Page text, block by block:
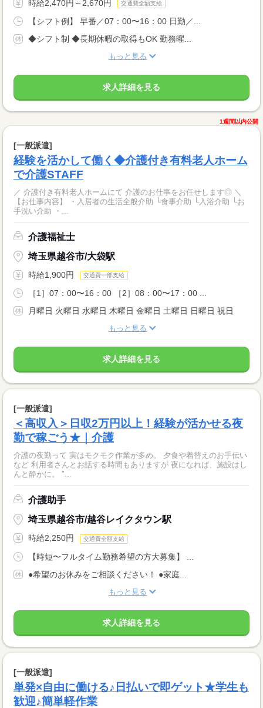
時給2,470円～2,670円 交通費全額支給
【シフト例】 早番／07：00〜16：00 日勤／...
◆シフト制 ◆長期休暇の取得もOK 勤務曜...
もっと見る
求人詳細を見る
1週間以内公開
[一般派遣]
経験を活かして働く◆介護付き有料老人ホーム
で介護STAFF
／ 介護付き有料老人ホームにて 介護のお仕事をお任せします◎ ＼
【お仕事内容】 ・入居者の生活全般介助 └食事介助 └入浴介助 └お
手洗い介助 ・...
介護福祉士
埼玉県越谷市/大袋駅
時給1,900円 交通費一部支給
［1］07：00〜16：00 ［2］08：00〜17：00 ...
月曜日 火曜日 水曜日 木曜日 金曜日 土曜日 日曜日 祝日
もっと見る
求人詳細を見る
[一般派遣]
＜高収入＞日収2万円以上！経験が活かせる夜
勤で稼ごう★｜介護
介護の夜勤って 実はモクモク作業が多め。 夕食や着替えのお手伝い
など 利用者さんとお話する時間もありますが 夜になれば、施設はし
んと静かに。 "...
介護助手
埼玉県越谷市/越谷レイクタウン駅
時給2,250円 交通費全額支給
【時短〜フルタイム勤務希望の方大募集】 ...
●希望のお休みをご相談ください！ ●家庭...
もっと見る
求人詳細を見る
[一般派遣]
単発×自由に働ける♪日払いで即ゲット★学生も
歓迎♪簡単軽作業